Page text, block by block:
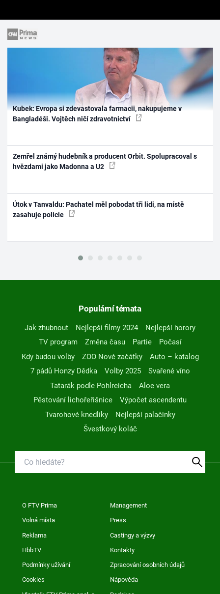
Kubek: Evropa si zdevastovala farmacii, nakupujeme v
Bangladéši. Vojtěch ničí zdravotnictví
Zemřel známý hudebník a producent Orbit. Spolupracoval s
hvězdami jako Madonna a U2
Útok v Tanvaldu: Pachatel měl pobodat tři lidi, na místě
zasahuje policie
Populární témata
Jak zhubnout Nejlepší filmy 2024
Nejlepší horory
TV program
Změna času Partie
Počasí
Kdy budou volby
ZOO Nové začátky
Auto – katalog
7 pádů Honzy Dědka
Volby 2025
Svařené víno
Tatarák podle Pohlreicha
Aloe vera
Pěstování lichořeřišnice
Výpočet ascendentu
Tvarohové knedlíky
Nejlepší palačinky
Švestkový koláč
O FTV Prima Management
Volná místa Press
Reklama Castingy a výzvy
HbbTV Kontakty
Podmínky užívání Zpracování osobních údajů
Cookies Nápověda